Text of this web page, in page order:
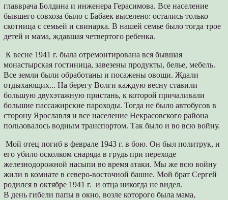
главврача Болдина и инженера Герасимова. Все население
бывшего совхоза было с Бабаек выселено: остались только
скотница с семьей и свинарка. В нашей семье было тогда трое
детей и мама, ждавшая четвертого ребенка.
К весне 1941 г. была отремонтирована вся бывшая
монастырская гостиница, завезены продукты, белье, мебель.
Все земли были обработаны и посажены овощи. Ждали
отдыхающих... На берегу Волги каждую весну ставили
большую двухэтажную пристань, к которой причаливали
большие пассажирские пароходы. Тогда не было автобусов в
сторону Ярославля и все население Некрасовского района
пользовалось водным транспортом. Так было и во всю войну.
Мой отец погиб в феврале 1943 г. в бою. Он был политрук, и
его убило осколком снаряда в грудь при переходе
железнодорожной насыпи во время атаки. Мы же всю войну
жили в комнате в северо-восточной башне. Мой брат Сергей
родился в октябре 1941 г. и отца никогда не видел.
В день гибели папы в окно, возле которого была мама,